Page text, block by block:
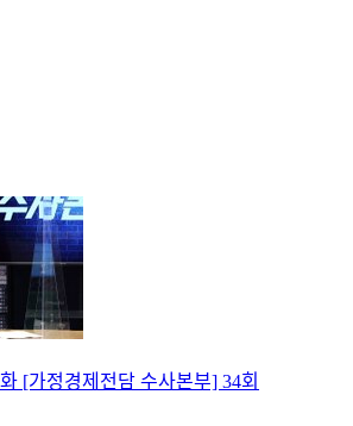
[가정경제전담 수사본부] 34회